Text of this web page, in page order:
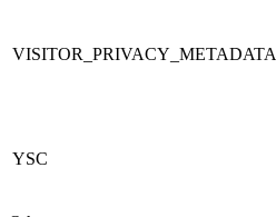
VISITOR_PRIVACY_METADATA
YSC